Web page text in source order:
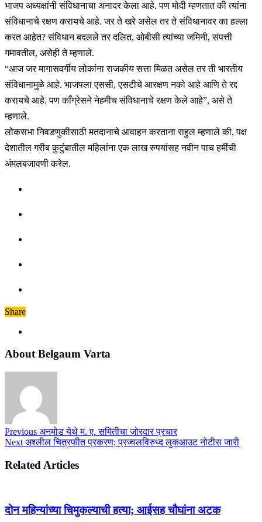
भाजप अध्यक्षांनी संविधानाचा अनादर केला आहे. पण मोदी म्हणतात की त्यांना
संविधानाचे रक्षण करायचे आहे. जर ते खरे असेल तर ते संविधानावर का हल्ला
करत आहेत? संविधान बदलले तर दलित, ओबीसी त्यांच्या जमिनी, संपत्ती
गमावतील, असेही ते म्हणाले.
“आज जर मागासवर्गीय लोकांना राजकीय सत्ता मिळत असेल तर ती भारतीय
संविधानामुळे आहे. भाजपला एससी, एसटीचे आरक्षण नको आहे आणि ते रद्द
करायचे आहे. पण काँग्रेसने नेहमीच संविधानाचे रक्षण केले आहे”, असे ते
म्हणाले.
लोकसभा निवडणुकीसाठी मतदानाचे आवाहन करताना राहुल म्हणाले की, पक्ष
देशातील गरीब कुटुंबातील महिलांना एक लाख रुपयांसह नवीन पाच हमींची
अंमलबजावणी करेल.
Share
About Belgaum Varta
Previous अनमोड येथे म. ए. समितीचा जोरदार प्रचार
Next अश्लील चित्रफीत प्रकरण; प्रज्वलविरुध्द लुकआउट नोटीस जारी
Related Articles
दोन महिन्यांच्या चिमुकल्याची हत्या; आईसह चौघांना अटक